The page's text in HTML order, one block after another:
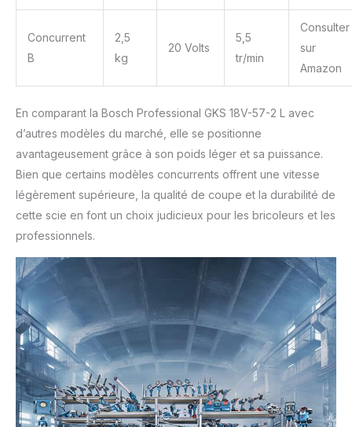
Concurrent
B
2,5
kg
20 Volts
5,5
tr/min
Consulter
sur
Amazon
En comparant la Bosch Professional GKS 18V-57-2 L avec
d’autres modèles du marché, elle se positionne
avantageusement grâce à son poids léger et sa puissance.
Bien que certains modèles concurrents offrent une vitesse
légèrement supérieure, la qualité de coupe et la durabilité de
cette scie en font un choix judicieux pour les bricoleurs et les
professionnels.